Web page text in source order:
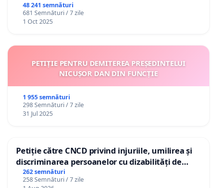
48 241 semnături
681 Semnături / 7 zile
1 Oct 2025
PETIȚIE PENTRU DEMITEREA PREȘEDINTELUI
NICUȘOR DAN DIN FUNCȚIE
1 955 semnături
298 Semnături / 7 zile
31 Jul 2025
Petiție către CNCD privind injuriile, umilirea și
discriminarea persoanelor cu dizabilități de
către utilizatorul TikTok „Gorici”
262 semnături
258 Semnături / 7 zile